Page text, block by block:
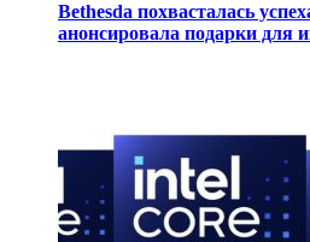
Bethesda похвасталась
анонсировала подарки для